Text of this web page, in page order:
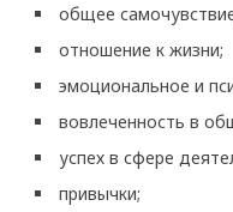
общее
отношение к жизни;
эмоциональное и
вовлеченность в
успех в сфере
привычки;